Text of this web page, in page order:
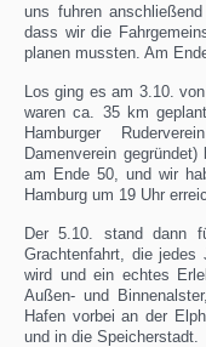
uns fuhren
dass wir die
planen mussten. Am
Los ging es am 3.10.
waren ca. 35 km
Hamburger
Damenverein
am Ende 50, und wir
Hamburg um 19 Uhr
Der 5.10. stand dann
Grachtenfahrt, die
wird und ein echtes
Außen- und
Hafen vorbei an der
und in die Speicherstadt.